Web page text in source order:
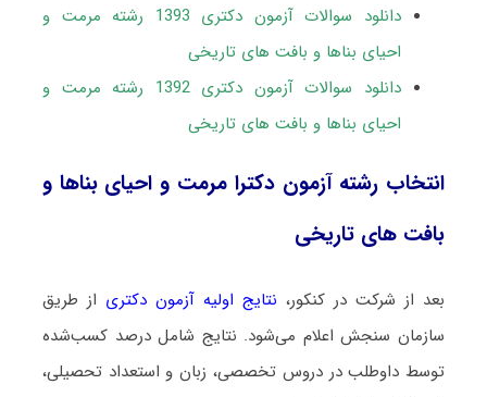
دانلود سوالات آزمون دکتری 1393 رشته مرمت و
احیای بناها و بافت های تاریخی
دانلود سوالات آزمون دکتری 1392 رشته مرمت و
احیای بناها و بافت های تاریخی
انتخاب رشته آزمون دکترا مرمت و احیای بناها و
بافت های تاریخی
بعد از شرکت در کنکور، نتایج اولیه آزمون دکتری از طریق
سازمان سنجش اعلام می‌شود. نتایج شامل درصد کسب‌شده
توسط داوطلب در دروس تخصصی، زبان و استعداد تحصیلی،